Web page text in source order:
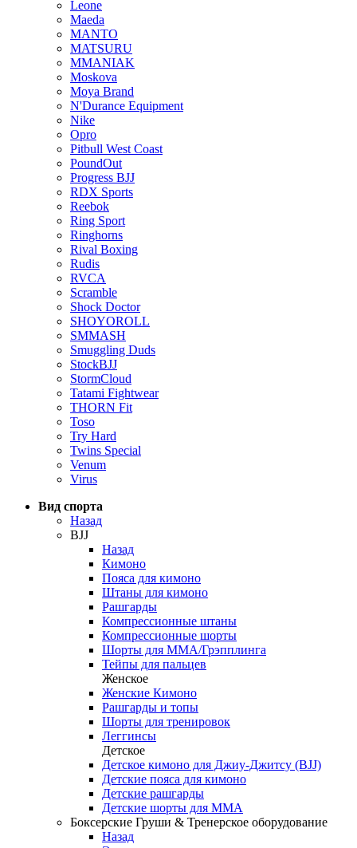
Leone
Maeda
MANTO
MATSURU
MMANIAK
Moskova
Moya Brand
N'Durance Equipment
Nike
Opro
Pitbull West Coast
PoundOut
Progress BJJ
RDX Sports
Reebok
Ring Sport
Ringhorns
Rival Boxing
Rudis
RVCA
Scramble
Shock Doctor
SHOYOROLL
SMMASH
Smuggling Duds
StockBJJ
StormCloud
Tatami Fightwear
THORN Fit
Toso
Try Hard
Twins Special
Venum
Virus
Вид спорта
Назад
BJJ
Назад
Кимоно
Пояса для кимоно
Штаны для кимоно
Рашгарды
Компрессионные штаны
Компрессионные шорты
Шорты для ММА/Грэпплинга
Тейпы для пальцев
Женское
Женские Кимоно
Рашгарды и топы
Шорты для тренировок
Леггинсы
Детское
Детское кимоно для Джиу-Джитсу (BJJ)
Детские пояса для кимоно
Детские рашгарды
Детские шорты для ММА
Боксерские Груши & Тренерское оборудование
Назад